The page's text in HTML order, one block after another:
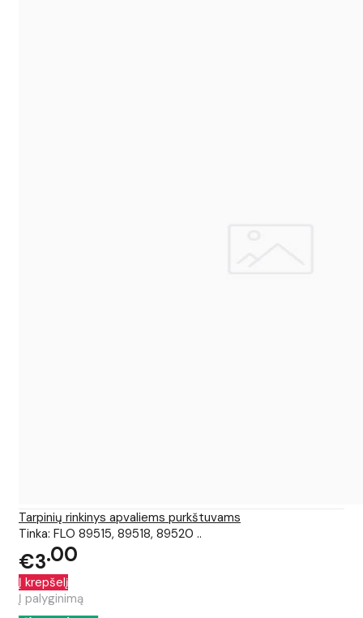
Tarpinių rinkinys apvaliems purkštuvams
Tinka: FLO 89515, 89518, 89520 ..
€3 00
Į krepšelį
Į palyginimą